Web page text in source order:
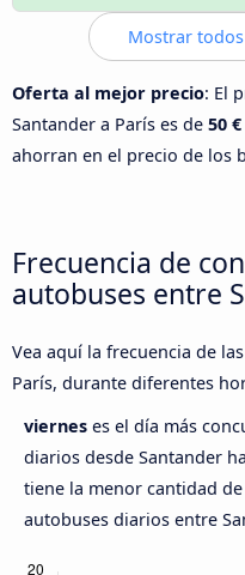
Mostrar
Oferta al mejor precio: El
Santander a París es de 50 €
ahorran en el precio de los
Frecuencia de
autobuses entre
Vea aquí la frecuencia de
París, durante diferentes
viernes es el día más
diarios desde Santander
tiene la menor cantidad
autobuses diarios entre